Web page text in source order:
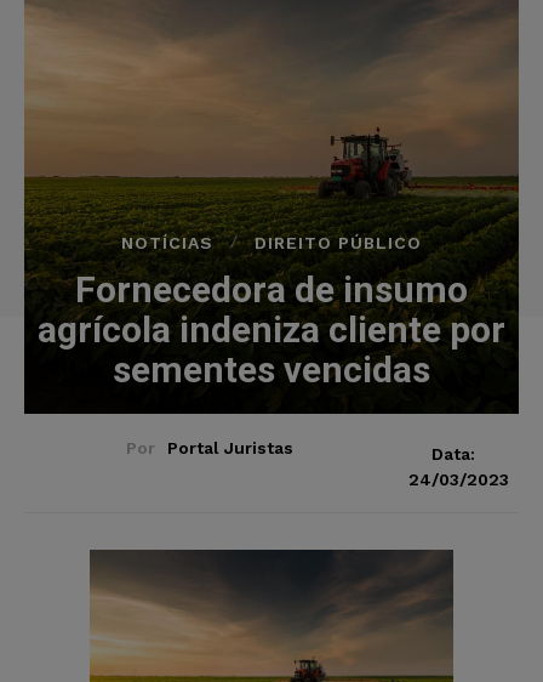
NOTÍCIAS DIREITO PÚBLICO
Fornecedora de insumo
agrícola indeniza cliente por
sementes vencidas
Por Portal Juristas
Data:
24/03/2023